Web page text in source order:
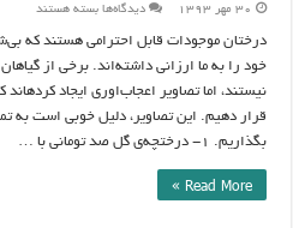
۳۰ مهر ۱۳۹۳ دیدگاه‌هابرای
۱۶
درخت
زیبا
در
جهان
بسته هستند
درختان موجودات قابل احترامی هستند که
خود را به ما ارزانی داشته‌اند. برخی از
نیستند، اما تصاویر اعجاب‌اوری ایجاد
قرار دهیم. این تصاویر، دلیل خوبی است به
بگذاریم. ۱- درختچه‌ی گل صد تومانی با …
Read More »